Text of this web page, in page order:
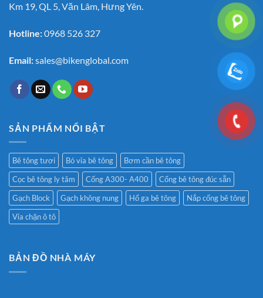
Km 19, QL 5, Văn Lâm, Hưng Yên.
Hotline:0968 526 327
Email:sales@bikenglobal.com
SẢN PHẨM NỔI BẬT
Bê tông tươi Bó vỉa bê tông
Bơm cần bê tông
Cọc bê tông ly tâm
Cống A300- A400
Cống bê tông đúc sẵn
Gạch Block
Gạch không nung Hố ga bê tông
Nắp cống bê tông
Vỉa chặn ô tô
BẢN ĐỒ NHÀ MÁY